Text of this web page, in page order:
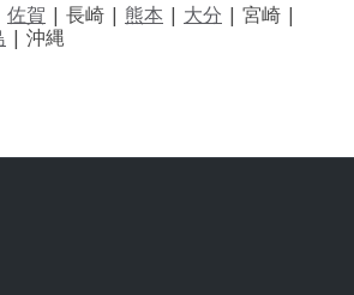
佐賀 | 長崎 | 熊本 | 大分 | 宮崎 |
| 沖縄